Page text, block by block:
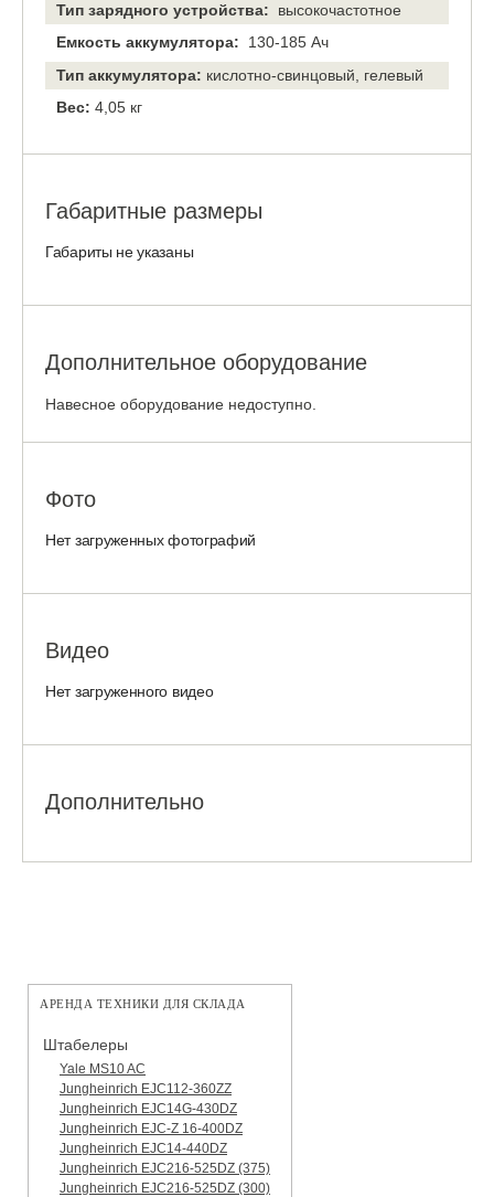
Тип зарядного устройства: высокочастотное
Емкость аккумулятора:
130-185 Ач
Тип аккумулятора: кислотно-свинцовый, гелевый
Вес: 4,05 кг
Габаритные размеры
Габариты не указаны
Дополнительное оборудование
Навесное оборудование недоступно.
Фото
Нет загруженных фотографий
Видео
Нет загруженного видео
Дополнительно
АРЕНДА ТЕХНИКИ ДЛЯ СКЛАДА
Штабелеры
Yale MS10 AC
Jungheinrich EJC112-360ZZ
Jungheinrich EJC14G-430DZ
Jungheinrich EJC-Z 16-400DZ
Jungheinrich EJC14-440DZ
Jungheinrich EJC216-525DZ (375)
Jungheinrich EJC216-525DZ (300)